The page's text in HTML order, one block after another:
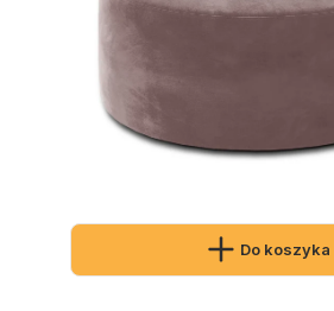
Do koszyka